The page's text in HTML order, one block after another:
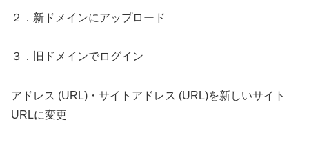
２．新ドメインにアップロード
３．旧ドメインでログイン
アドレス (URL)・サイトアドレス (URL)を新しいサイト
URLに変更